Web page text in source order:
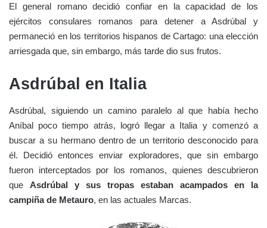
El general romano decidió confiar en la capacidad de los
ejércitos consulares romanos para detener a Asdrúbal y
permaneció en los territorios hispanos de Cartago: una elección
arriesgada que, sin embargo, más tarde dio sus frutos.
Asdrúbal en Italia
Asdrúbal, siguiendo un camino paralelo al que había hecho
Aníbal poco tiempo atrás, logró llegar a Italia y comenzó a
buscar a su hermano dentro de un territorio desconocido para
él. Decidió entonces enviar exploradores, que sin embargo
fueron interceptados por los romanos, quienes descubrieron
que Asdrúbal y sus tropas estaban acampados en la
campiña de Metauro, en las actuales Marcas.